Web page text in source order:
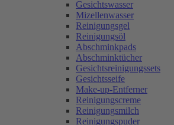
Gesichtswasser
Mizellenwasser
Reinigungsgel
Reinigungsöl
Abschminkpads
Abschminktücher
Gesichtsreinigungssets
Gesichtsseife
Make-up-Entferner
Reinigungscreme
Reinigungsmilch
Reinigungspuder